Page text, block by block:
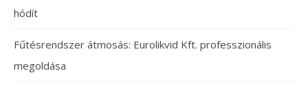
hódít
Fűtésrendszer átmosás: Eurolikvid Kft. professzionális
megoldása